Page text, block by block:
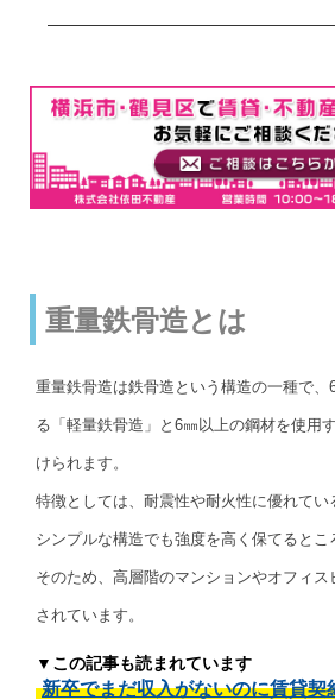
重量鉄骨造とは
重量鉄骨造は鉄骨造という構造の一種で、
る「軽量鉄骨造」と6㎜以上の鋼材を使用
けられます。
特徴としては、耐震性や耐火性に優れて
シンプルな構造でも強度を高く保てるとこ
そのため、高層階のマンションやオフィス
されています。
▼この記事も読まれています
新卒でまだ収入がないのに賃貸契